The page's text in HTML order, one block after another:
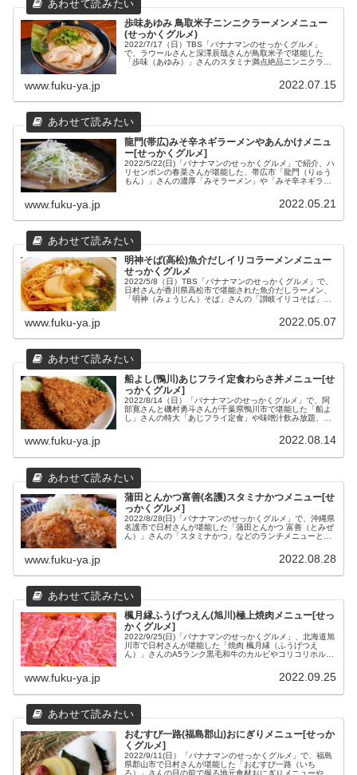
歩味あゆみ 鳥取米子ニンニクラーメンメニュー
(せっかくグルメ)
2022/7/17（日）TBS「バナナマンのせっかくグルメ」
で、ラウールさんと深澤辰哉さんが鳥取米子で堪能した
「歩味（あゆみ）」さんのスタミナ満点絶品ニンニクラー
www.fuku-ya.jp 2022.07.15
龍門(帯広)みそ辛ネギラーメンやあんかけメニュ
ー[せっかくグルメ]
2022/5/22(日)「バナナマンのせっかくグルメ」で紹介、ハ
リセンボンの春菜さんが堪能した、帯広市「龍門（りゅう
もん）」さんの濃厚「みそラーメン」や「みそ辛ネギラー
と場所や営業時間などの店舗情報をまとめてみました。
www.fuku-ya.jp 2022.05.21
明神そば(高松)魚介だしイリコラーメンメニュー
せっかくグルメ
2022/5/8（日）TBS「バナナマンのせっかくグルメ」で、
日村さんが香川県高松市で堪能された魚介だしラーメン、
「明神（みょうじん）そば」さんの「讃岐イリコそば」や
www.fuku-ya.jp 2022.05.07
船よし(鴨川)あじフライ定食わらさ丼メニュー[せ
っかくグルメ]
2022/8/14（日）「バナナマンのせっかくグルメ」で、阿
部寛さんと磯村勇斗さんが千葉県鴨川市で堪能した「船よ
し」さんの特大「あじフライ定食」や味噌汁飲み放題、2
www.fuku-ya.jp 2022.08.14
蒲田とんかつ富善(名護)スタミナかつメニュー[せ
っかくグルメ]
2022/8/28(日)「バナナマンのせっかくグルメ」で、沖縄県
名護市で日村さんが堪能した「蒲田とんかつ 富善（とみぜ
ん）」さんの「スタミナかつ」などのランチメニューと場
www.fuku-ya.jp 2022.08.28
楓月縁ふうげつえん(旭川)極上焼肉メニュー[せっ
かくグルメ]
2022/9/25(日)「バナナマンのせっかくグルメ」、北海道旭
川市で日村さんが堪能した「焼肉 楓月縁（ふうげつえ
ん）」さんのA5ランク黒毛和牛のカルビやコリコリホルモ
などの極上焼肉メニューと、場所や営業時間などの店舗情
www.fuku-ya.jp 2022.09.25
おむすび一路(福島郡山)おにぎりメニュー[せっか
くグルメ]
2022/9/11(日）「バナナマンのせっかくグルメ」で、福島
県郡山市で日村さんが堪能した「おむすび一路（いち
ろ）」さんの目の前で握る地元食材おにぎりメニューや場